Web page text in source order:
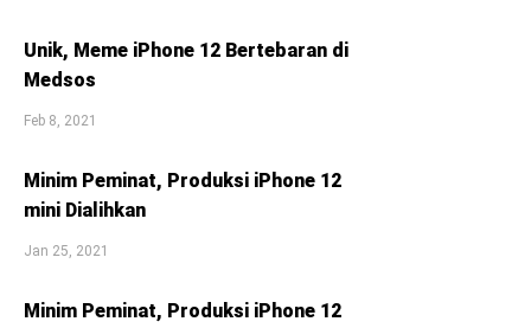
Unik, Meme iPhone 12 Bertebaran di
Medsos
Feb 8, 2021
Minim Peminat, Produksi iPhone 12
mini Dialihkan
Jan 25, 2021
Minim Peminat, Produksi iPhone 12